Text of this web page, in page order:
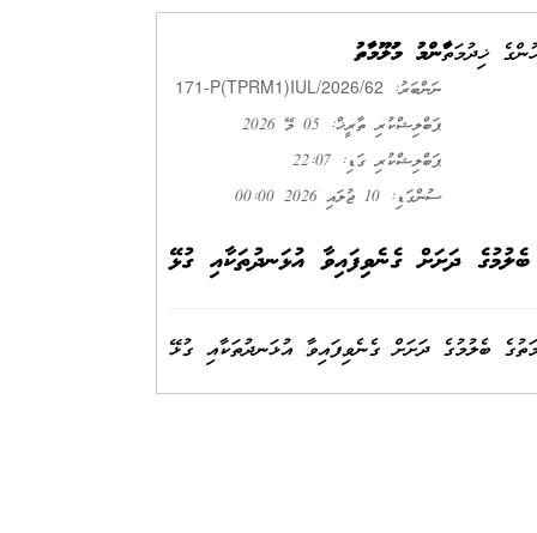
ޢާންމު މަޢުލޫމާތު
ނަންބަރު: 171-P(TPRM1)IUL/2026/62
ޕަބްލިޝްކުރި ތާރީޚް: 05 މޭ 2026
ޕަބްލިޝްކުރި ގަޑި: 22:07
ސުންގަޑި: 10 ޖުލައި 2026 00:00
ޚިދުމަތް
ދަށަށް ގެނެވިފައިވާ އުޅަނދުތަކާއި ގުޅޭ
ބެލުމުގެ ދަށަށް ގެނެވިފައިވާ އުޅަނދުތަކާއި ގުޅޭ